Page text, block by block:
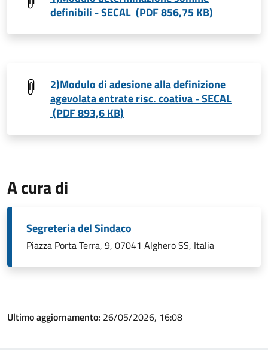
definibili - SECAL (PDF 856,75 KB)
2)Modulo di adesione alla definizione
agevolata entrate risc. coativa - SECAL
(PDF 893,6 KB)
A cura di
Segreteria del Sindaco
Piazza Porta Terra, 9, 07041 Alghero SS, Italia
Ultimo aggiornamento: 26/05/2026, 16:08